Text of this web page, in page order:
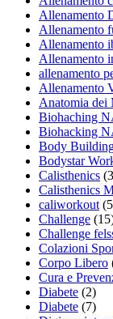
Allenamento
Allenamento
Allenamento
Allenamento
allenamento
Allenamento
Anatomia dei
Biohaching
Biohacking
Body
Bodystar
Calisthenics
Calisthenics
caliworkout
Challenge
Challenge
Colazioni
Corpo Libero
Cura e
Diabete (2)
Diabete (7)